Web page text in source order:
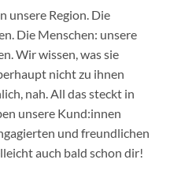
unsere Region. Die
Die Menschen: unsere
Wir wissen, was sie
nicht zu ihnen
nah. All das steckt in
unsere Kund:innen
und freundlichen
auch bald schon dir!